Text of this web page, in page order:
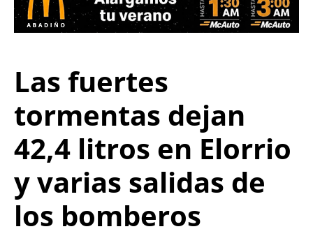
Las fuertes
tormentas dejan
42,4 litros en Elorrio
y varias salidas de
los bomberos